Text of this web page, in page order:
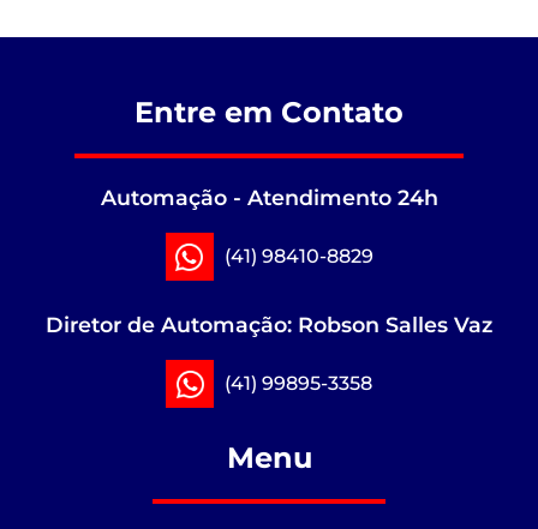
Entre em Contato
Automação - Atendimento 24h
(41) 98410-8829
Diretor de Automação: Robson Salles Vaz
(41) 99895-3358
Menu